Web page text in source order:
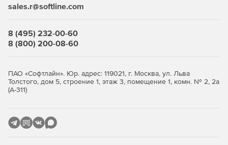
sales.r@softline.com
8 (495) 232-00-60
8 (800) 200-08-60
ПАО «Софтлайн». Юр. адрес: 119021, г. Москва, ул. Льва
Толстого, дом 5, строение 1, этаж 3, помещение 1, комн. № 2, 2а
(А-311)